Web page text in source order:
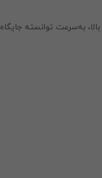
به‌سرعت توانسته جایگاه